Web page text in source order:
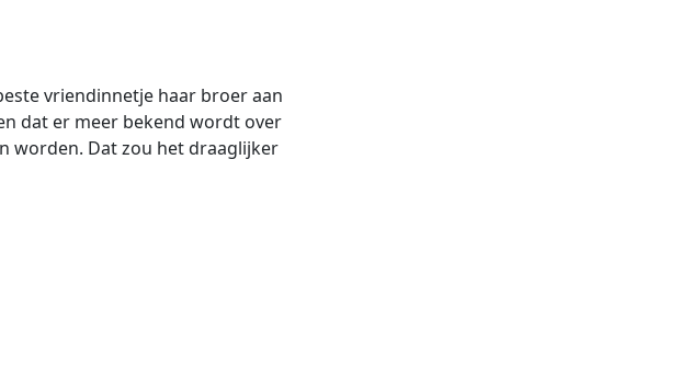
vriendinnetje haar broer aan
dat er meer bekend wordt over
worden. Dat zou het draaglijker